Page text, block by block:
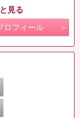
見る
ロフィール